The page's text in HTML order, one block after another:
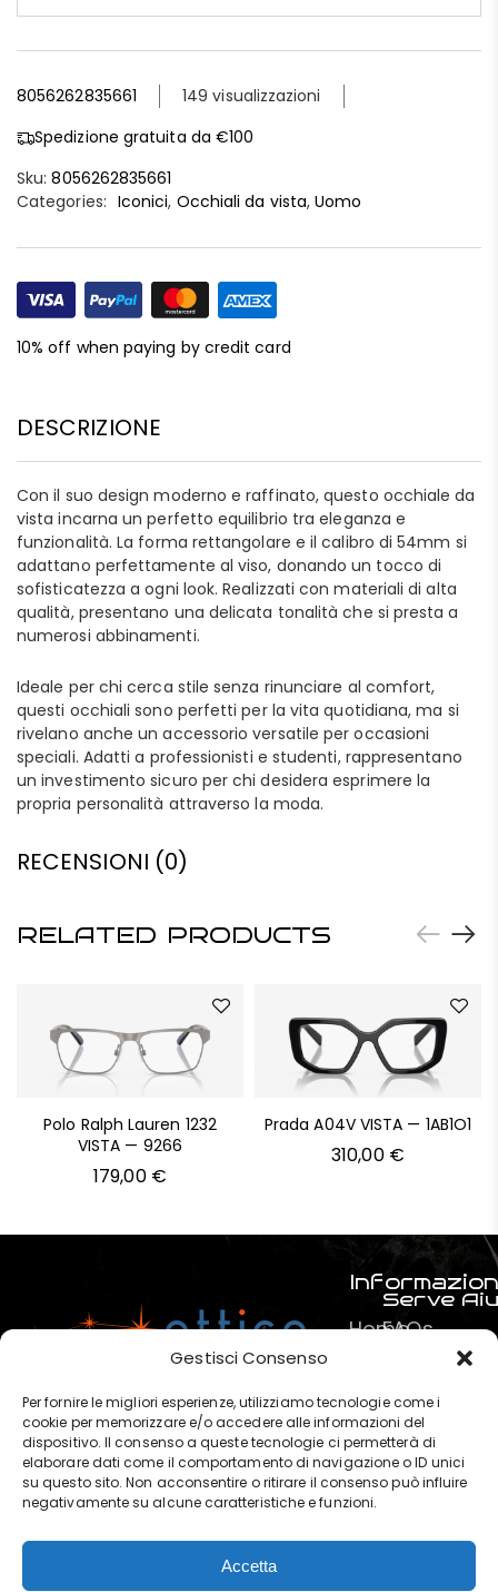
Gestisci Consenso
Per fornire le migliori esperienze, utilizziamo tecnologie come i
cookie per memorizzare e/o accedere alle informazioni del
dispositivo. Il consenso a queste tecnologie ci permetterà di
elaborare dati come il comportamento di navigazione o ID unici
su questo sito. Non acconsentire o ritirare il consenso può influire
negativamente su alcune caratteristiche e funzioni.
Accetta
8056262835661
149 visualizzazioni
Spedizione gratuita da €100
Sku: 8056262835661
Categories: Iconici, Occhiali da vista,Uomo
10% off when paying by credit card
DESCRIZIONE
Con il suo design moderno e raffinato, questo occhiale da
vista incarna un perfetto equilibrio tra eleganza e
funzionalità. La forma rettangolare e il calibro di 54mm si
adattano perfettamente al viso, donando un tocco di
sofisticatezza a ogni look. Realizzati con materiali di alta
qualità, presentano una delicata tonalità che si presta a
numerosi abbinamenti.
Ideale per chi cerca stile senza rinunciare al comfort,
questi occhiali sono perfetti per la vita quotidiana, ma si
rivelano anche un accessorio versatile per occasioni
speciali. Adatti a professionisti e studenti, rappresentano
un investimento sicuro per chi desidera esprimere la
propria personalità attraverso la moda.
RECENSIONI (0)
RELATED PRODUCTS
Polo Ralph Lauren 1232
VISTA — 9266
179,00 €
Prada A04V VISTA — 1AB1O1
310,00 €
Home
Chi
siamo
?
Contatti
Serve
FAQs
Pagamenti
Termini e
Privacy &